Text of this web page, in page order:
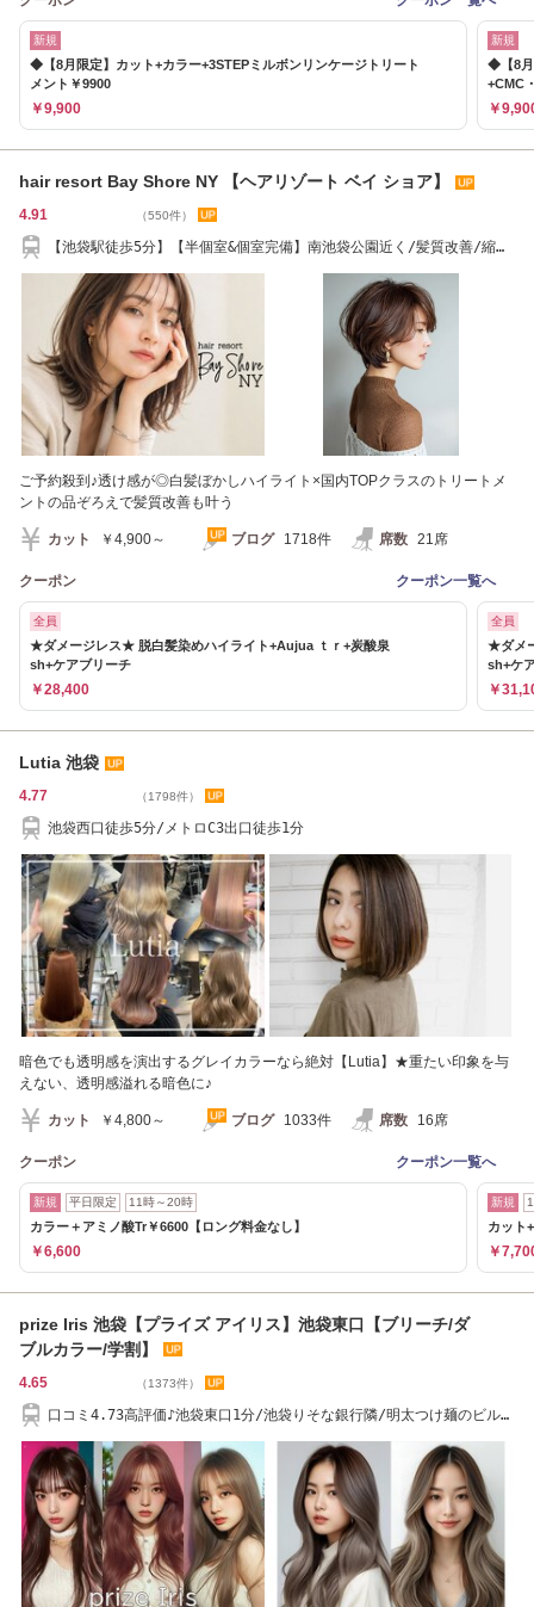
新規
◆【8月限定】カット+カラー+3STEPミルボンリンケージトリート
メント￥9900
￥9,900
新規
◆【8月
+CMC
￥
hair resort Bay Shore NY 【ヘアリゾート ベイ ショア】
4.91 （550件）
【池袋駅徒歩5分】【半個室&個室完備】南池袋公園近く/髪質改善/縮毛
ご予約殺到♪透け感が◎白髪ぼかしハイライト×国内TOPクラスのトリートメ
ントの品ぞろえで髪質改善も叶う
カット ￥4,900～ ブログ 1718件 席数 21席
クーポン クーポン一覧へ
全員
★ダメージレス★ 脱白髪染めハイライト+Aujua ｔｒ+炭酸泉
sh+ケアブリーチ
￥28,400
全員
★ダメ
sh+ケ
￥
Lutia 池袋
4.77 （1798件）
池袋西口徒歩5分/メトロC3出口徒歩1分
暗色でも透明感を演出するグレイカラーなら絶対【Lutia】★重たい印象を与
えない、透明感溢れる暗色に♪
カット ￥4,800～ ブログ 1033件 席数 16席
クーポン クーポン一覧へ
新規 平日限定 11時～20時
カラー＋アミノ酸Tr￥6600【ロング料金なし】
￥6,600
新規
カット
￥
prize Iris 池袋【プライズ アイリス】池袋東口【ブリーチ/ダ
ブルカラー/学割】
4.65 （1373件）
口コミ4.73高評価♪池袋東口1分/池袋りそな銀行隣/明太つけ麺のビル最